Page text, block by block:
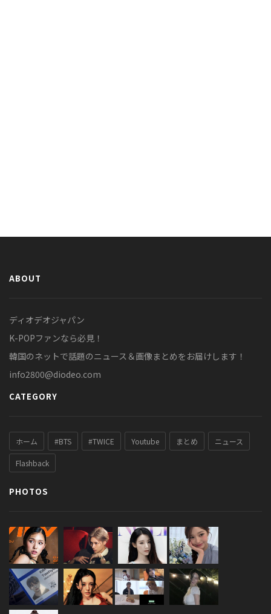
ABOUT
ディオデオジャパン
K-POPファンなら必見！
韓国のネットで話題のニュース＆画像まとめをお届けします！
info2800@diodeo.com
CATEGORY
ホーム #BTS #TWICE Youtube まとめ ニュース
Flashback
PHOTOS